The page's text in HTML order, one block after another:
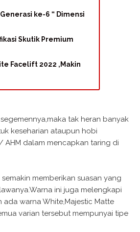
Generasi ke-6 “ Dimensi
Skutik Premium
Facelift 2022 ,Makin
tak heran banyak
keseharian ataupun hobi
AHM dalam mencapkan taring di
memberikan suasan yang
ini juga melengkapi
warna White,Majestic Matte
varian tersebut mempunyai tipe